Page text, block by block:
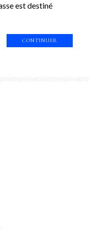
est destiné
CONTINUER